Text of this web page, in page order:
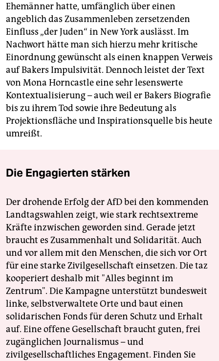
Ehemänner hatte, umfänglich über einen
angeblich das Zusammenleben zersetzenden
Einfluss „der Juden“ in New York auslässt. Im
Nachwort hätte man sich hierzu mehr kritische
Einordnung gewünscht als einen knappen Verweis
auf Bakers Impulsivität. Dennoch leistet der Text
von Mona Horncastle eine sehr lesenswerte
Kontextualisierung – auch weil er Bakers Biografie
bis zu ihrem Tod sowie ihre Bedeutung als
Projektionsfläche und Inspirationsquelle bis heute
umreißt.
Die Engagierten stärken
Der drohende Erfolg der AfD bei den kommenden
Landtagswahlen zeigt, wie stark rechtsextreme
Kräfte inzwischen geworden sind. Gerade jetzt
braucht es Zusammenhalt und Solidarität. Auch
und vor allem mit den Menschen, die sich vor Ort
für eine starke Zivilgesellschaft einsetzen. Die taz
kooperiert deshalb mit "Alles beginnt im
Zentrum". Die Kampagne unterstützt bundesweit
linke, selbstverwaltete Orte und baut einen
solidarischen Fonds für deren Schutz und Erhalt
auf. Eine offene Gesellschaft braucht guten, frei
zugänglichen Journalismus – und
zivilgesellschaftliches Engagement. Finden Sie